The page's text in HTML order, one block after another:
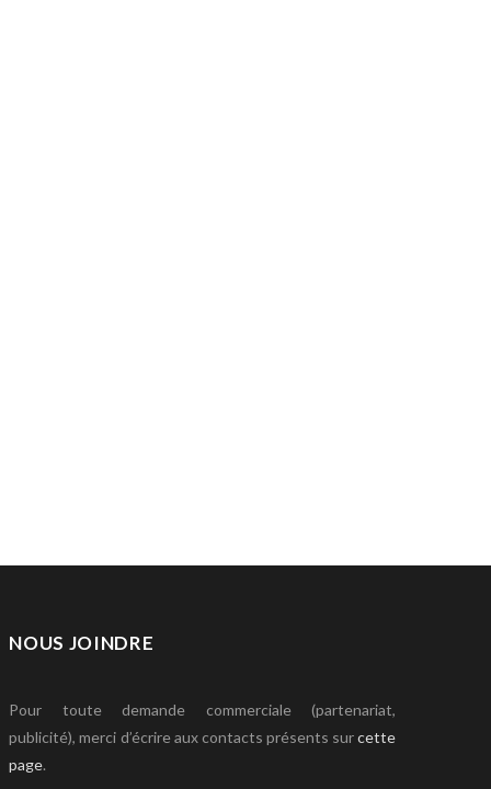
NOUS JOINDRE
Pour toute demande commerciale (partenariat,
publicité), merci d’écrire aux contacts présents surcette
page.